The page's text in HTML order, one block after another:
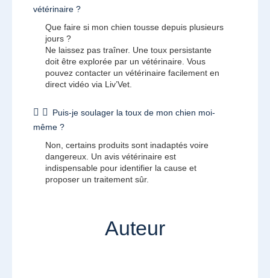
vétérinaire ?
Que faire si mon chien tousse depuis plusieurs
jours ?
Ne laissez pas traîner. Une toux persistante
doit être explorée par un vétérinaire. Vous
pouvez contacter un vétérinaire facilement en
direct vidéo via Liv’Vet.
Puis-je soulager la toux de mon chien moi-
même ?
Non, certains produits sont inadaptés voire
dangereux. Un avis vétérinaire est
indispensable pour identifier la cause et
proposer un traitement sûr.
Auteur